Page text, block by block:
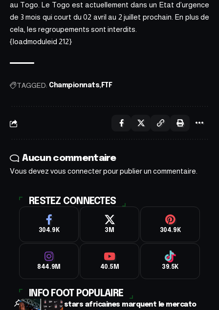
au Togo. Le Togo est actuellement dans un Etat d’urgence
de 3 mois qui court du 02 avril au 2 juillet prochain. En plus de
cela, les regroupements sont interdits.
{loadmoduleid 212}
TAGGED: Championnats FTF
Aucun commentaire
Vous devez vous connecterpour publier un commentaire.
RESTEZ CONNECTES
304.9K 3M 304.9K
844.9M 40.5M 39.5K
INFO FOOT POPULAIRE
Football : 2 stars africaines marquent le mercato